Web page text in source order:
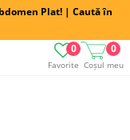
Plat! | Caută în
Favorite
0
Coșul meu
0